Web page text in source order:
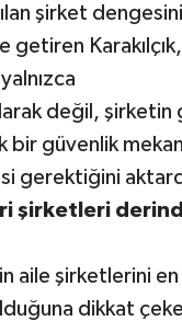
şirket
getiren
değil, şirketin
bir güvenlik
gerektiğini
şirketleri
aile şirketlerini
dikkat